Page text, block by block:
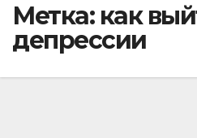
Метка: как
депрессии